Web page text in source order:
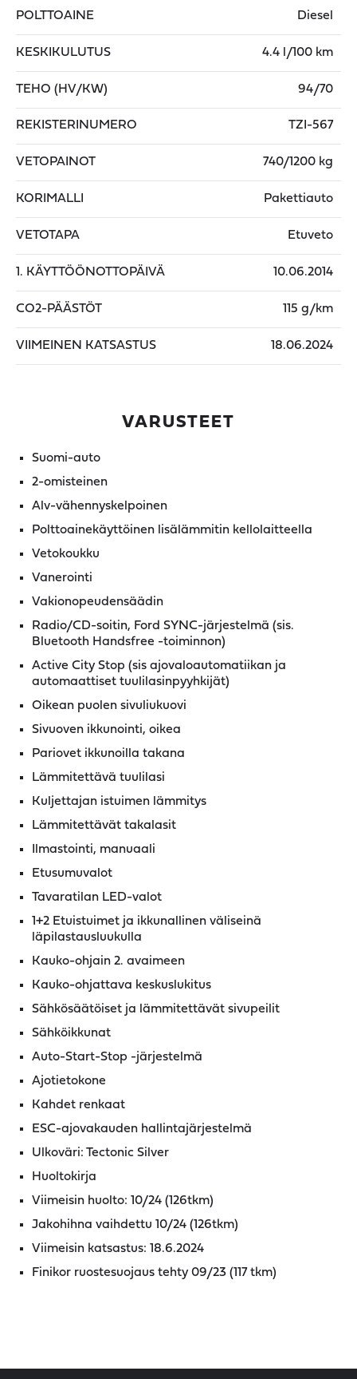
POLTTOAINE Diesel
KESKIKULUTUS 4.4 l/100 km
TEHO (HV/KW) 94/70
REKISTERINUMERO TZI-567
VETOPAINOT 740/1200 kg
KORIMALLI Pakettiauto
VETOTAPA Etuveto
1. KÄYTTÖÖNOTTOPÄIVÄ 10.06.2014
CO2-PÄÄSTÖT 115 g/km
VIIMEINEN KATSASTUS 18.06.2024
VARUSTEET
Suomi-auto
2-omisteinen
Alv-vähennyskelpoinen
Polttoainekäyttöinen lisälämmitin kellolaitteella
Vetokoukku
Vanerointi
Vakionopeudensäädin
Radio/CD-soitin, Ford SYNC-järjestelmä (sis.
Bluetooth Handsfree -toiminnon)
Active City Stop (sis ajovaloautomatiikan ja
automaattiset tuulilasinpyyhkijät)
Oikean puolen sivuliukuovi
Sivuoven ikkunointi, oikea
Pariovet ikkunoilla takana
Lämmitettävä tuulilasi
Kuljettajan istuimen lämmitys
Lämmitettävät takalasit
Ilmastointi, manuaali
Etusumuvalot
Tavaratilan LED-valot
1+2 Etuistuimet ja ikkunallinen väliseinä
läpilastausluukulla
Kauko-ohjain 2. avaimeen
Kauko-ohjattava keskuslukitus
Sähkösäätöiset ja lämmitettävät sivupeilit
Sähköikkunat
Auto-Start-Stop -järjestelmä
Ajotietokone
Kahdet renkaat
ESC-ajovakauden hallintajärjestelmä
Ulkoväri: Tectonic Silver
Huoltokirja
Viimeisin huolto: 10/24 (126tkm)
Jakohihna vaihdettu 10/24 (126tkm)
Viimeisin katsastus: 18.6.2024
Finikor ruostesuojaus tehty 09/23 (117 tkm)